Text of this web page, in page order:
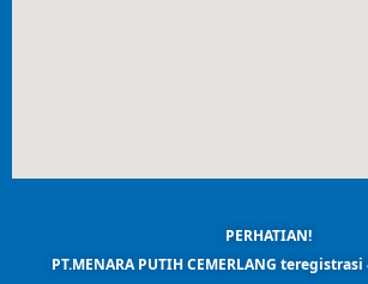
PERHATIAN!
PT.MENARA PUTIH CEMERLANG